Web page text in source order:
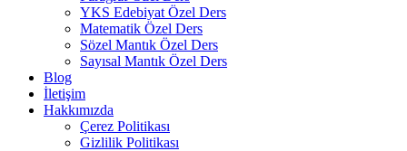
YKS Edebiyat Özel Ders
Matematik Özel Ders
Sözel Mantık Özel Ders
Sayısal Mantık Özel Ders
Blog
İletişim
Hakkımızda
Çerez Politikası
Gizlilik Politikası